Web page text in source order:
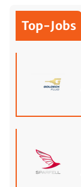
Top-Jobs